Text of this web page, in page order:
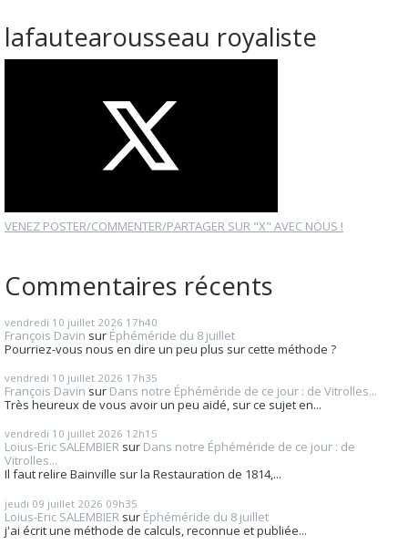
lafautearousseau royaliste
VENEZ POSTER/COMMENTER/PARTAGER SUR "X" AVEC NOUS !
Commentaires récents
vendredi 10 juillet 2026 17h40
François Davin sur Éphéméride du 8 juillet
Pourriez-vous nous en dire un peu plus sur cette méthode ?
vendredi 10 juillet 2026 17h35
François Davin sur Dans notre Éphéméride de ce jour : de Vitrolles...
Très heureux de vous avoir un peu aidé, sur ce sujet en...
vendredi 10 juillet 2026 12h15
Loius-Eric SALEMBIER sur Dans notre Éphéméride de ce jour : de
Vitrolles...
Il faut relire Bainville sur la Restauration de 1814,...
jeudi 09 juillet 2026 09h35
Loius-Eric SALEMBIER sur Éphéméride du 8 juillet
j'ai écrit une méthode de calculs, reconnue et publiée...